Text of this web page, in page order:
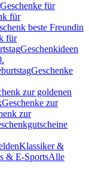
Geschenke für
für
beste Freundin
für
Geschenkideen
Geschenke
zur goldenen
Geschenke zur
zur
Klassiker &
& E-SportsAlle